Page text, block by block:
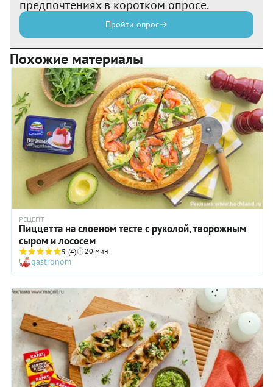
предпочтениях в коротком опросе.
Пройти опрос
Похожие материалы
РЕЦЕПТ
Пиццетта на слоеном тесте с руколой, творожным
сыром и лососем
5 (4) 20 мин
gastronom